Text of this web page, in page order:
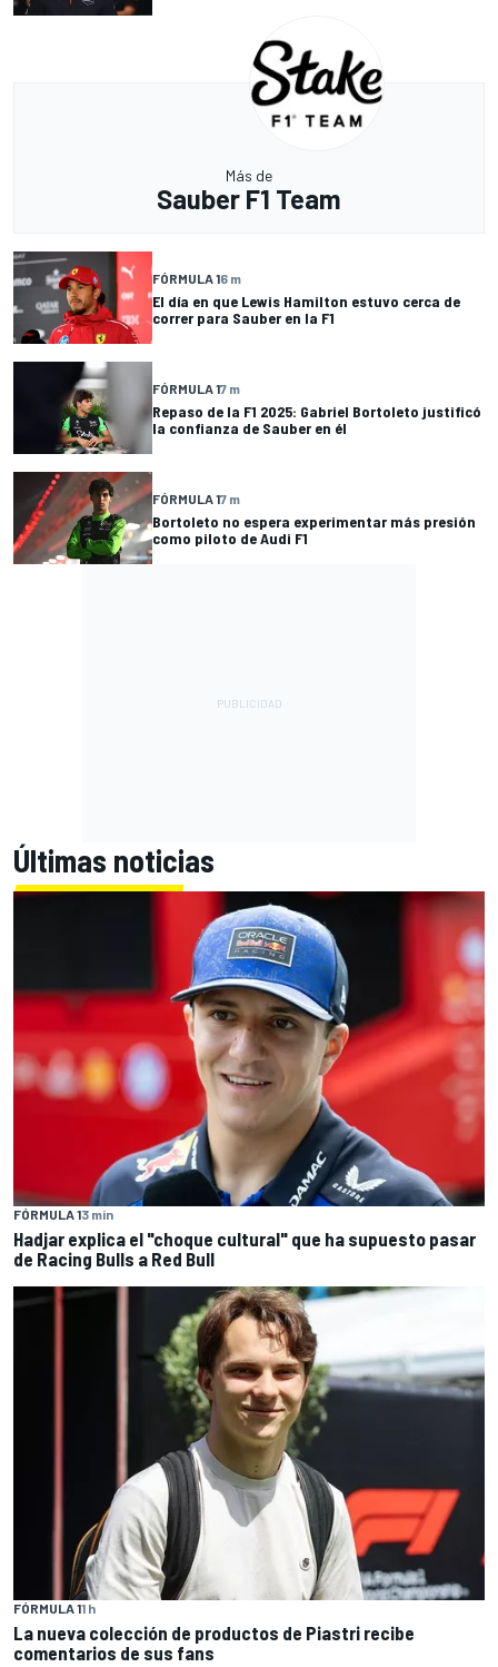
Más de
Sauber F1 Team
FÓRMULA 16 m
El día en que Lewis Hamilton estuvo cerca de
correr para Sauber en la F1
FÓRMULA 17 m
Repaso de la F1 2025: Gabriel Bortoleto justificó
la confianza de Sauber en él
FÓRMULA 17 m
Bortoleto no espera experimentar más presión
como piloto de Audi F1
Últimas noticias
FÓRMULA 13 min
Hadjar explica el "choque cultural" que ha supuesto pasar
de Racing Bulls a Red Bull
FÓRMULA 11 h
La nueva colección de productos de Piastri recibe
comentarios de sus fans